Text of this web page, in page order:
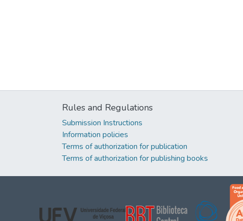
Rules and Regulations
Submission Instructions
Information policies
Terms of authorization for publication
Terms of authorization for publishing books